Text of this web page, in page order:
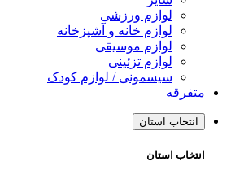
لوازم ورزشی
لوازم خانه و آشپزخانه
لوازم موسیقی
لوازم تزئینی
سیسمونی / لوازم کودک
متفرقه
انتخاب استان
انتخاب استان